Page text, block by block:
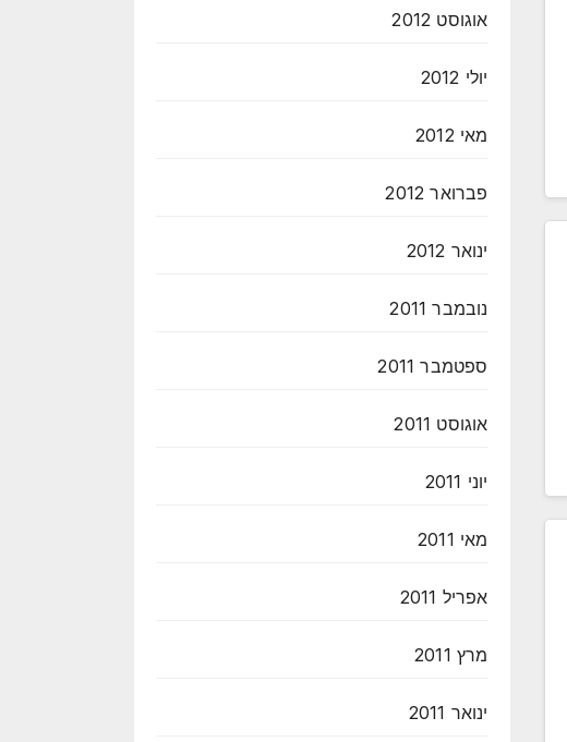
אוגוסט 2012
יולי 2012
מאי 2012
פברואר 2012
ינואר 2012
נובמבר 2011
ספטמבר 2011
אוגוסט 2011
יוני 2011
מאי 2011
אפריל 2011
מרץ 2011
ינואר 2011